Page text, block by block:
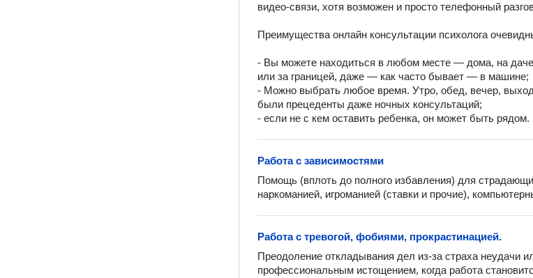
видео-связи, хотя возможен и просто телефонный
Преимущества онлайн консультации психолога
- Вы можете находиться в любом месте — дома, на
или за границей, даже — как часто бывает — в машине;
- Можно выбрать любое время. Утро, обед, вечер,
были прецеденты даже ночных консультаций;
- если не с кем оставить ребенка, он может быть рядом.
Работа с зависимостями
Помощь (вплоть до полного избавления) для
наркоманией, игроманией (ставки и прочие),
Работа с тревогой, фобиями, прокрастинацией.
Преодоление откладывания дел из-за страха неудачи
профессиональным истощением, когда работа